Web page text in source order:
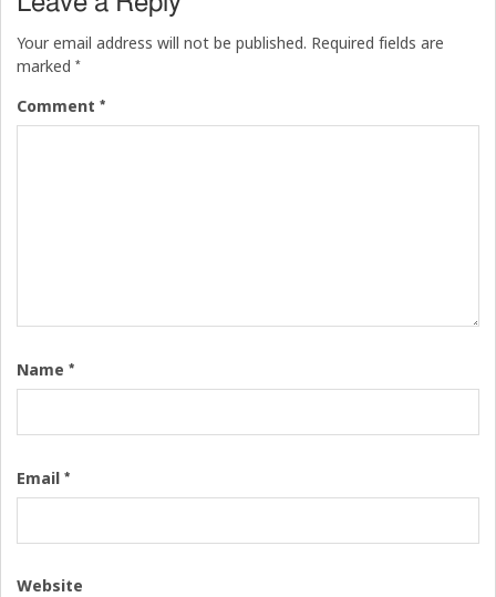
Your email address will not be published. Required fields are
marked *
Comment *
Name *
Email *
Website